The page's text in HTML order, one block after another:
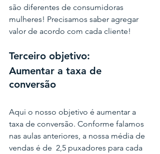
são diferentes de consumidoras
mulheres! Precisamos saber agregar
valor de acordo com cada cliente!
Terceiro objetivo:
Aumentar a taxa de
conversão
Aqui o nosso objetivo é aumentar a
taxa de conversão. Conforme falamos
nas aulas anteriores, a nossa média de
vendas é de  2,5 puxadores para cada